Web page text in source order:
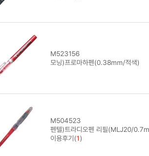
M523156
모닝)프로마하펜(0.38mm/적색)
M504523
펜텔)트라디오펜 리필(MLJ20/
이용후기(1)